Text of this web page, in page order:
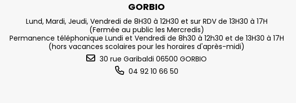
GORBIO
Lund, Mardi, Jeudi, Vendredi de 8H30 à 12H30 et sur RDV de 13H30 à 17H
(Fermée au public les Mercredis)
Permanence téléphonique Lundi et Vendredi de 8h30 à 12h30 et de 13H30 à 17H
(hors vacances scolaires pour les horaires d'après-midi)
30 rue Garibaldi 06500 GORBIO
04 92 10 66 50